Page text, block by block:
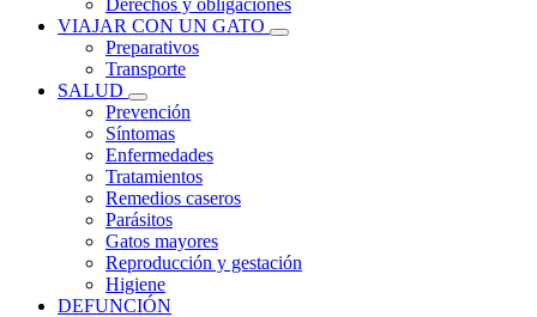
Derechos y obligaciones
VIAJAR CON UN GATO
Preparativos
Transporte
SALUD
Prevención
Síntomas
Enfermedades
Tratamientos
Remedios caseros
Parásitos
Gatos mayores
Reproducción y gestación
Higiene
DEFUNCIÓN